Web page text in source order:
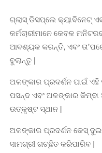
ଗ୍ଲାସ୍ ଡିସପ୍ଲେ କ୍ୟାବିନେଟ୍
କର୍ମଚାରୀମାନେ କେବଳ
ଆବଶ୍ୟକ କରନ୍ତି, ଏବଂ
ବୁଲାନ୍ତୁ |
ଅଳଙ୍କାର ପ୍ରଦର୍ଶନ ପାଇଁ
ପସନ୍ଦ ଏବଂ ଅଳଙ୍କାର
ଉତ୍କୃଷ୍ଟ ସ୍ଥାନ |
ଅଳଙ୍କାର ପ୍ରଦର୍ଶନ କେସ୍
ସାମଗ୍ରୀ ଗଚ୍ଛିତ କରିପାରିବ |